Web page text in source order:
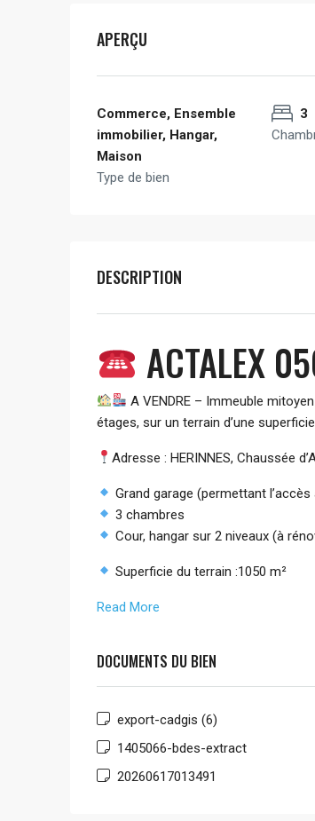
APERÇU
Commerce, Ensemble
immobilier, Hangar,
Maison
Type de bien
3
DESCRIPTION
ACTALEX
A VENDRE – Immeuble
étages, sur un terrain d’une
Adresse : HERINNES, Chaussée
Grand garage (permettant
3 chambres
Cour, hangar sur 2 niveaux (à
Superficie du terrain :1050 m²
Read More
DOCUMENTS DU BIEN
export-cadgis (6)
1405066-bdes-extract
20260617013491